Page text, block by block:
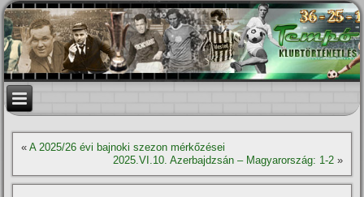
«A 2025/26 évi bajnoki szezon mérkőzései
2025.VI.10. Azerbajdzsán – Magyarország: 1-2»